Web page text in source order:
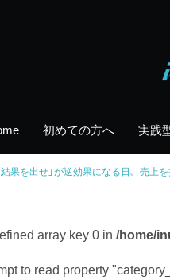
初めての方へ 実践
結果を出せ」が逆効果になる日。 売上
array key 0 in /home/
to read property